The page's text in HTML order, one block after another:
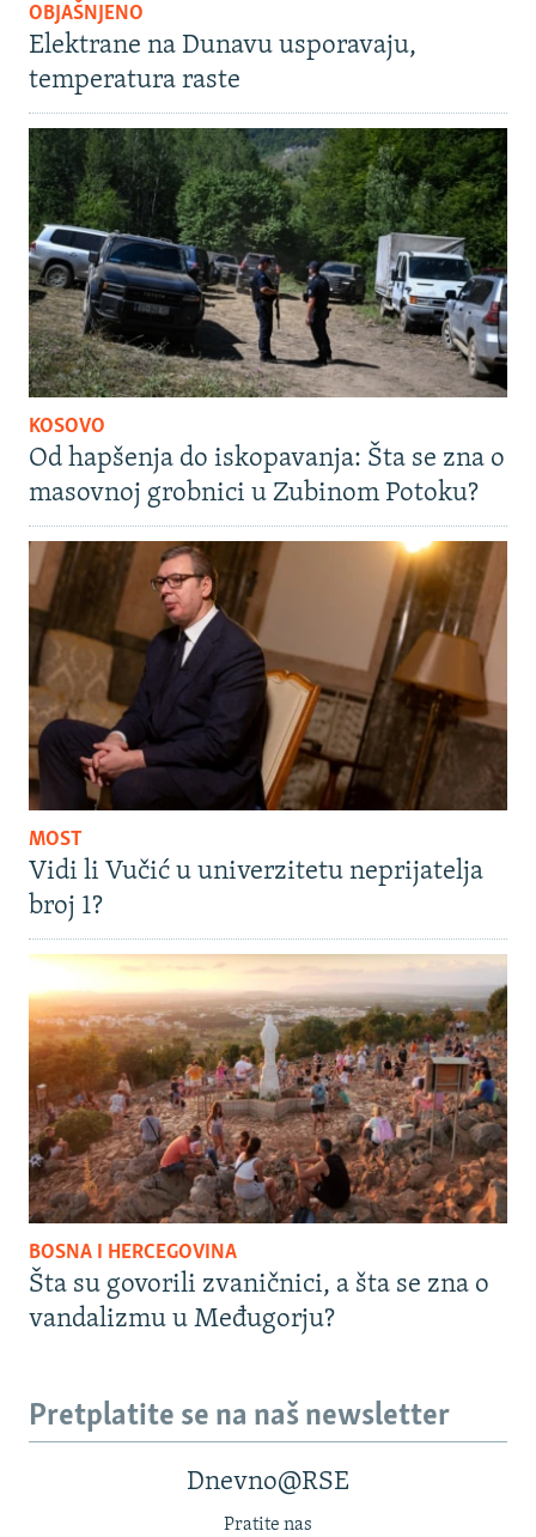
OBJAŠNJENO
Elektrane na Dunavu usporavaju,
temperatura raste
KOSOVO
Od hapšenja do iskopavanja: Šta se zna o
masovnoj grobnici u Zubinom Potoku?
MOST
Vidi li Vučić u univerzitetu neprijatelja
broj 1?
BOSNA I HERCEGOVINA
Šta su govorili zvaničnici, a šta se zna o
vandalizmu u Međugorju?
Pretplatite se na naš newsletter
Dnevno@RSE
Pratite nas